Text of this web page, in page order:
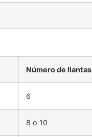
Número de llantas
6
8 o 10